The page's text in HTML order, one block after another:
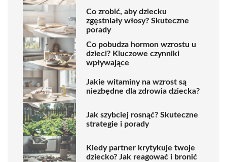
Co zrobić, aby dziecku
zgęstniały włosy? Skuteczne
porady
Co pobudza hormon wzrostu u
dzieci? Kluczowe czynniki
wpływające
Jakie witaminy na wzrost są
niezbędne dla zdrowia dziecka?
Jak szybciej rosnąć? Skuteczne
strategie i porady
Kiedy partner krytykuje twoje
dziecko? Jak reagować i bronić